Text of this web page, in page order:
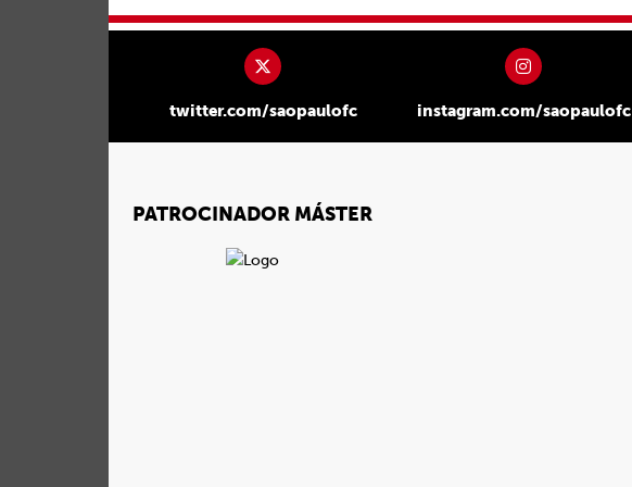
twitter.com/saopaulofc instagram.com/saopaulofc
PATROCINADOR MÁSTER